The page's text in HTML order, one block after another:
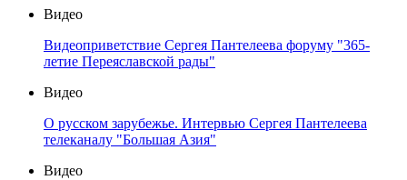
Видео
Видеоприветствие Сергея Пантелеева форуму "365-
летие Переяславской рады"
Видео
О русском зарубежье. Интервью Сергея Пантелеева
телеканалу "Большая Азия"
Видео